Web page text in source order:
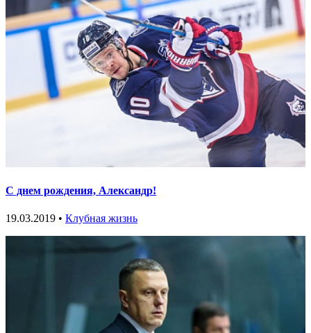
С днем рождения, Александр!
19.03.2019 • Клубная жизнь